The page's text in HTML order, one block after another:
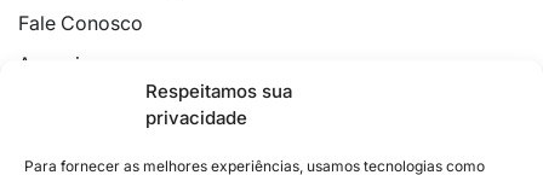
Respeitamos sua
privacidade
Para fornecer as melhores experiências, usamos tecnologias como
Fale Conosco
Anuncie
Política de Cookies